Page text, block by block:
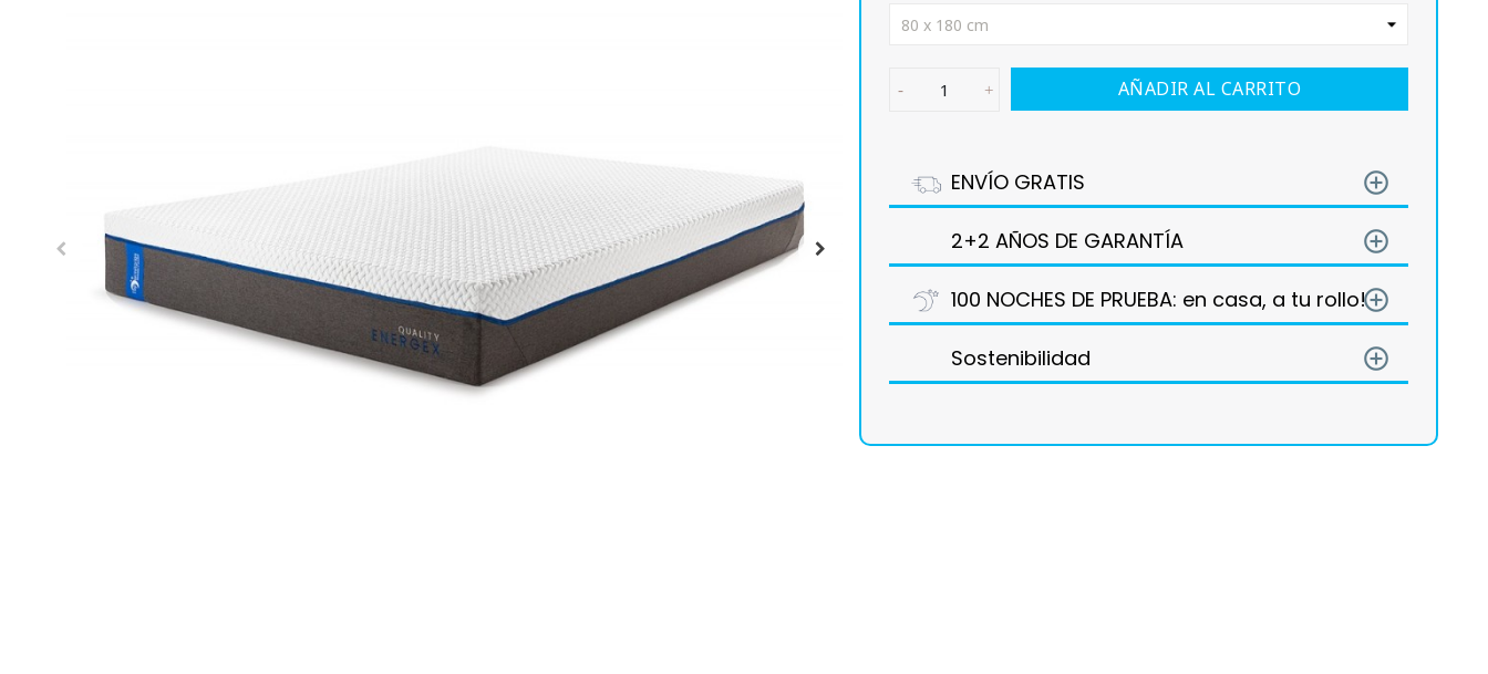
AÑADIR AL CARRITO
ENVÍO GRATIS add_circle_outline
2+2 AÑOS DE GARANTÍA add_circle_outline
100 NOCHES DE PRUEBA: en casa, a tu rollo!add_circle_outline
Sostenibilidad add_circle_outline